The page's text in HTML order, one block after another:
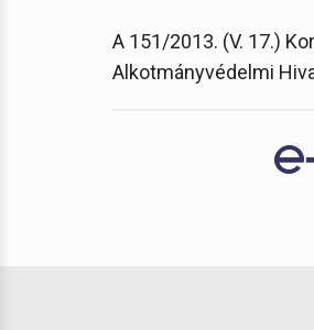
A 151/2013. (V. 17.)
Alkotmányvédelmi